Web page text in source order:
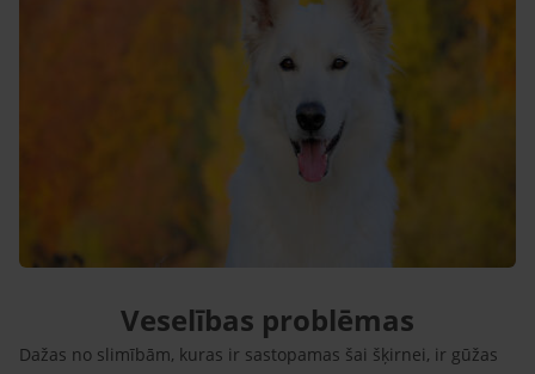
Veselības problēmas
Dažas no slimībām, kuras ir sastopamas šai šķirnei, ir gūžas